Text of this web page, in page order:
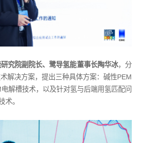
究院副院长、鹭导氢能董事长陶华冰，分
解决方案，提出三种具体方案：碱性PEM
解槽技术，以及针对氢与后端用氢匹配问
术。